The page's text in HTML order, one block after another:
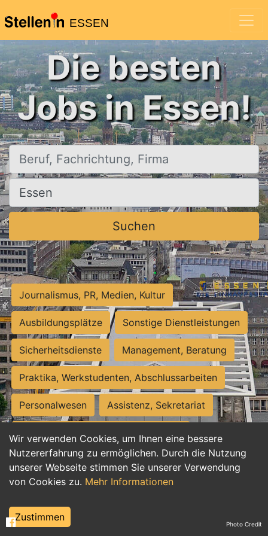
ESSEN
Wir verwenden Cookies, um Ihnen eine bessere
Nutzererfahrung zu ermöglichen. Durch die Nutzung
unserer Webseite stimmen Sie unserer Verwendung
von Cookies zu. Mehr Informationen
Zustimmen
Die besten
Jobs in Essen!
Beruf, Fachrichtung, Firma
Ort, Stadt
Suchen
Journalismus, PR, Medien, Kultur
Ausbildungsplätze Sonstige Dienstleistungen
Sicherheitsdienste Management, Beratung
Praktika, Werkstudenten, Abschlussarbeiten
Personalwesen Assistenz, Sekretariat
Hilfskräfte, Aushilfs- und Nebenjobs
Einkauf, Logistik, Materialwirtschaft
Weiterbildung, Studium, duale Ausbildung
Tourismus
Photo Credit